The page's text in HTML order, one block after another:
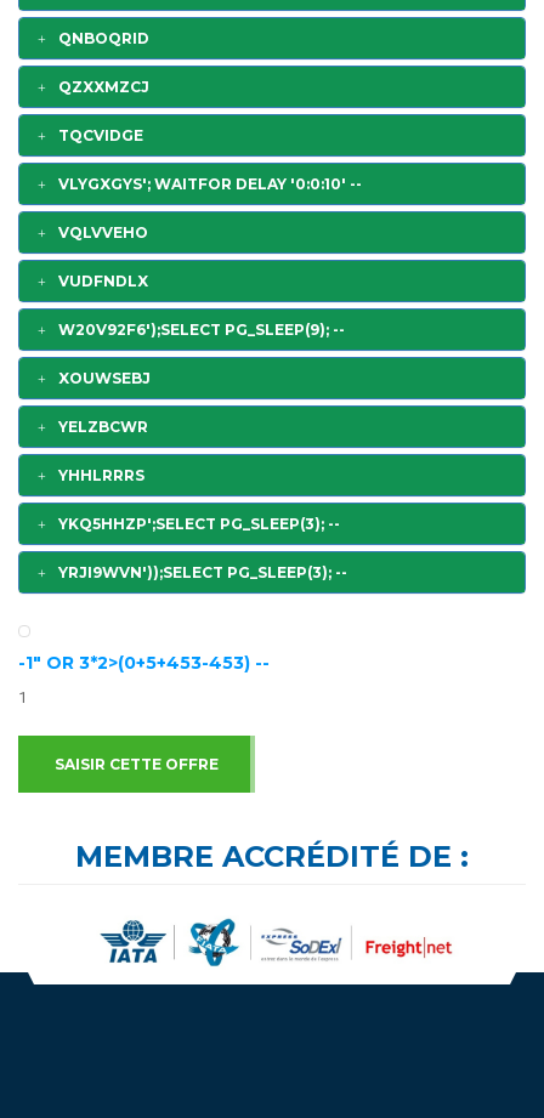
QNBOQRID
QZXXMZCJ
TQCVIDGE
VLYGXGYS'; WAITFOR DELAY '0:0:10' --
VQLVVEHO
VUDFNDLX
W20V92F6');SELECT PG_SLEEP(9); --
XOUWSEBJ
YELZBCWR
YHHLRRRS
YKQ5HHZP';SELECT PG_SLEEP(3); --
YRJI9WVN'));SELECT PG_SLEEP(3); --
-1" OR 3*2>(0+5+453-453) --
1
SAISIR CETTE OFFRE
MEMBRE ACCRÉDITÉ DE :